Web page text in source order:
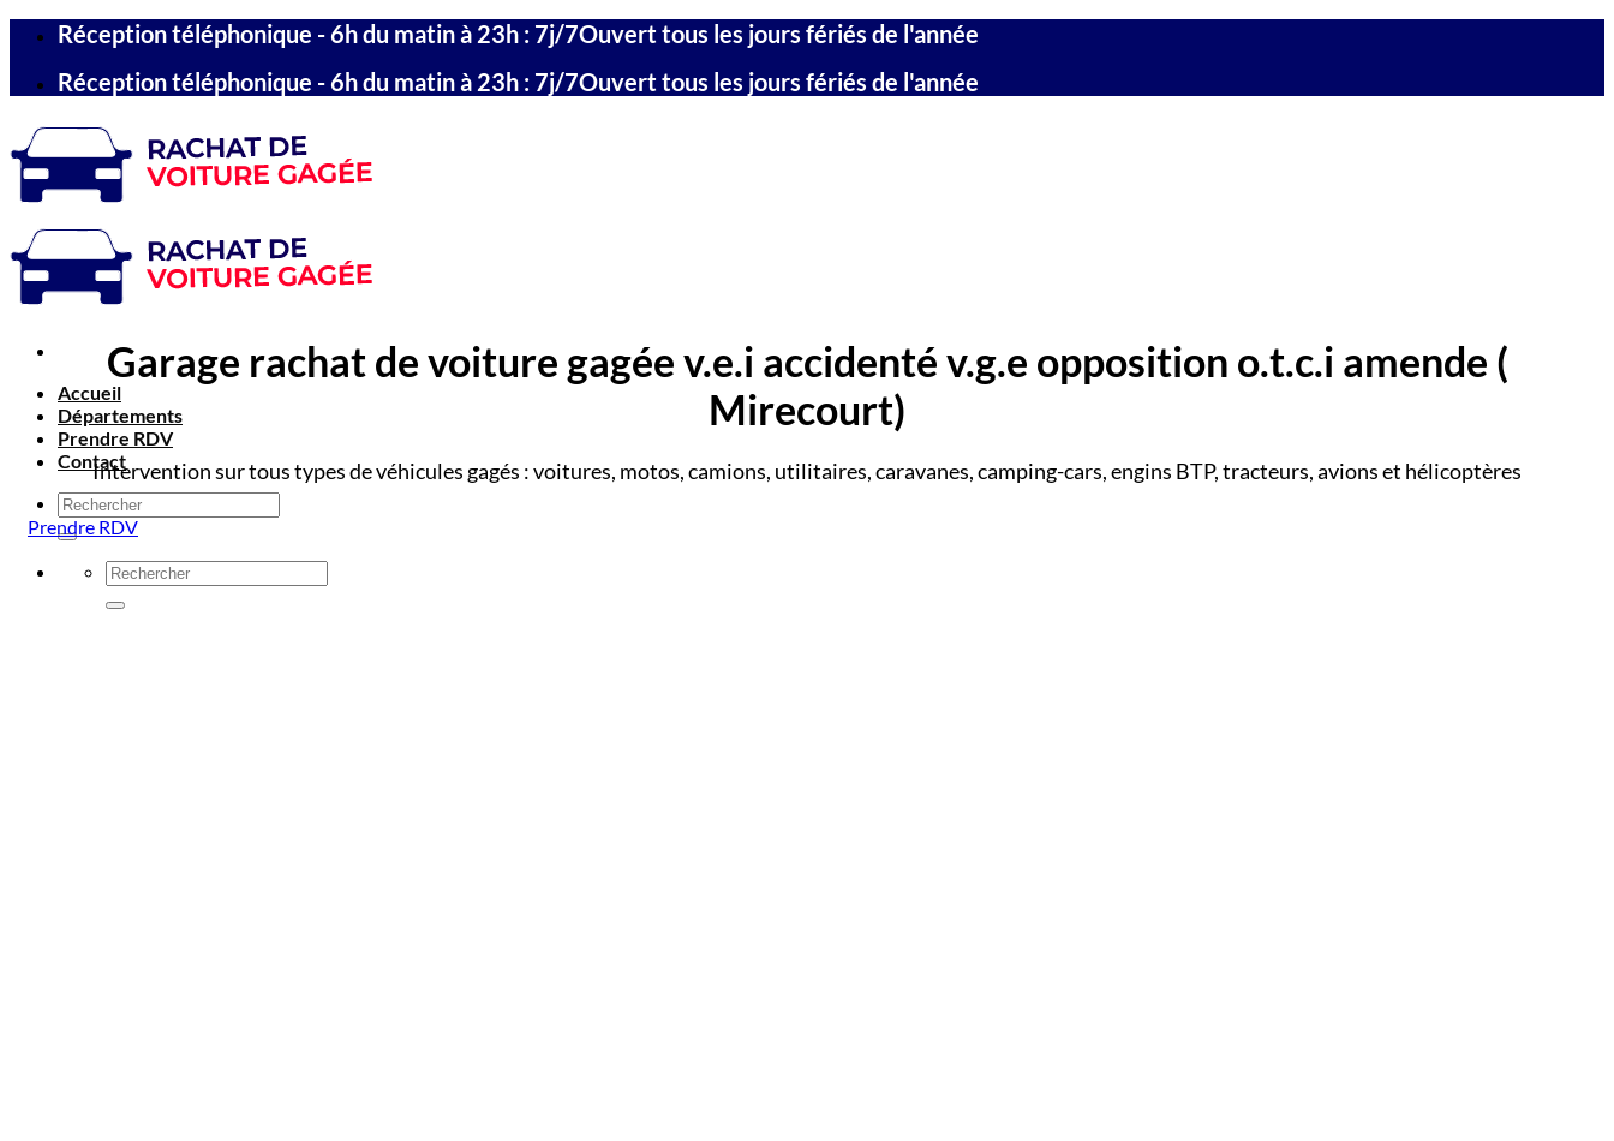
Passer
contenu
Réception téléphonique - 6h du matin à 23h : 7j/7Ouvert tous les jours fériés de l'année
Réception téléphonique - 6h du matin à 23h : 7j/7Ouvert tous les jours fériés de l'année
Accueil
Départements
Prendre RDV
Contact
Garage rachat de voiture gagée v.e.i accidenté v.g.e opposition o.t.c.i amende (
Mirecourt)
Intervention sur tous types de véhicules gagés : voitures, motos, camions, utilitaires, caravanes, camping-cars, engins BTP, tracteurs, avions et hélicoptères
Prendre RDV